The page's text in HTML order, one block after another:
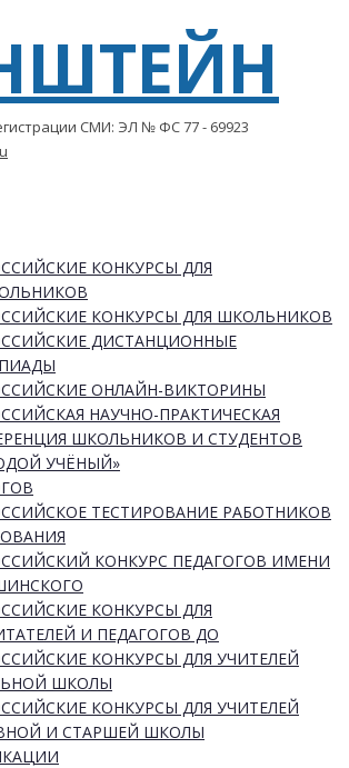
СМИ: ЭЛ № ФС 77 - 69923
КОНКУРСЫ ДЛЯ
КОНКУРСЫ ДЛЯ ШКОЛЬНИКОВ
ДИСТАНЦИОННЫЕ
ОНЛАЙН-ВИКТОРИНЫ
НАУЧНО-ПРАКТИЧЕСКАЯ
ШКОЛЬНИКОВ И СТУДЕНТОВ
УЧЁНЫЙ»
ТЕСТИРОВАНИЕ РАБОТНИКОВ
КОНКУРС ПЕДАГОГОВ ИМЕНИ
КОНКУРСЫ ДЛЯ
И ПЕДАГОГОВ ДО
КОНКУРСЫ ДЛЯ УЧИТЕЛЕЙ
ШКОЛЫ
КОНКУРСЫ ДЛЯ УЧИТЕЛЕЙ
И СТАРШЕЙ ШКОЛЫ